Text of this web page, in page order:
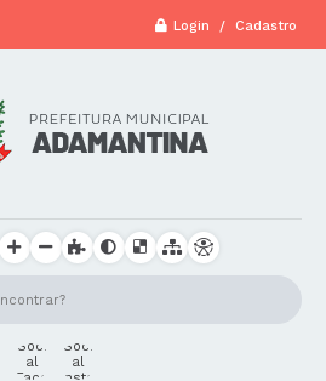
Login / Cadastro